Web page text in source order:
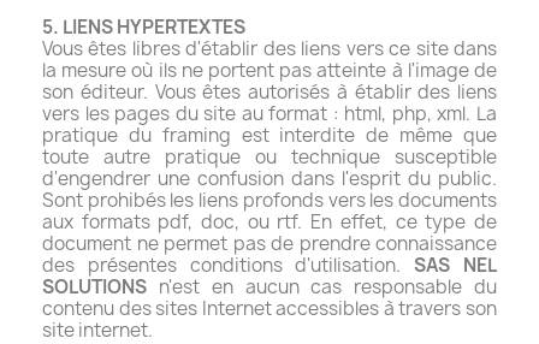
5. LIENS HYPERTEXTES
Vous êtes libres d'établir des liens vers ce site dans
la mesure où ils ne portent pas atteinte à l'image de
son éditeur. Vous êtes autorisés à établir des liens
vers les pages du site au format : html, php, xml. La
pratique du framing est interdite de même que
toute autre pratique ou technique susceptible
d'engendrer une confusion dans l'esprit du public.
Sont prohibés les liens profonds vers les documents
aux formats pdf, doc, ou rtf. En effet, ce type de
document ne permet pas de prendre connaissance
des présentes conditions d'utilisation.SAS NEL
SOLUTIONS n'est en aucun cas responsable du
contenu des sites Internet accessibles à travers son
site internet.